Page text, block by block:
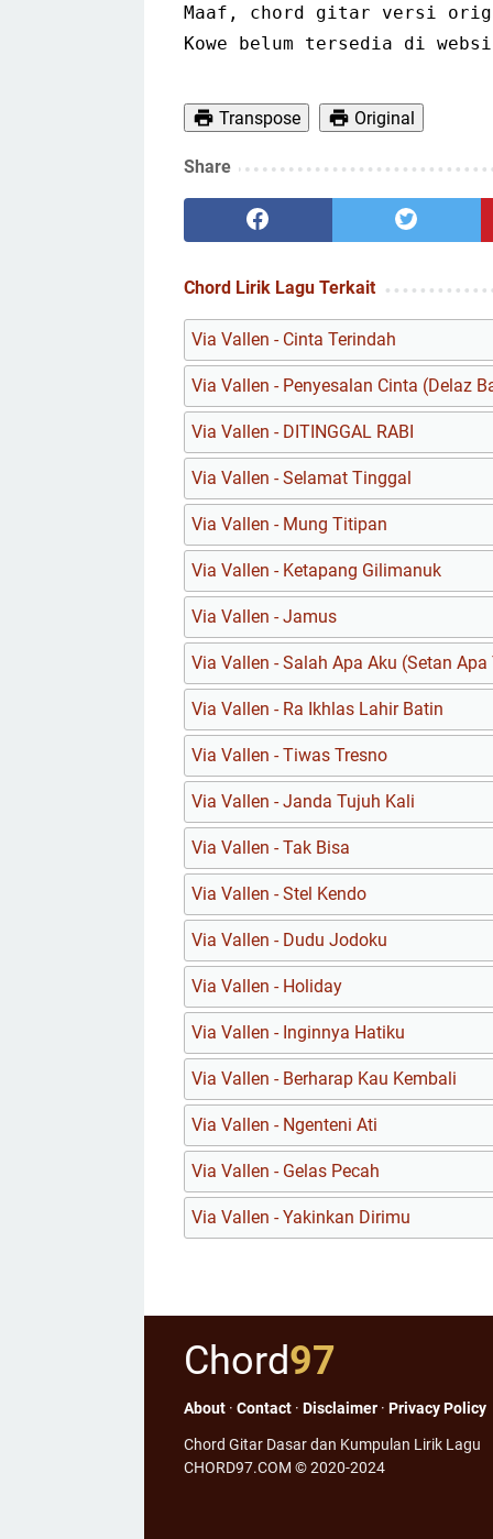
Maaf, chord gitar versi
Kowe belum tersedia di
Transpose Original
Share
Chord Lirik Lagu Terkait
Via Vallen - Cinta Terindah
Via Vallen - Penyesalan Cinta (Delaz
Via Vallen - DITINGGAL RABI
Via Vallen - Selamat Tinggal
Via Vallen - Mung Titipan
Via Vallen - Ketapang Gilimanuk
Via Vallen - Jamus
Via Vallen - Salah Apa Aku (Setan
Via Vallen - Ra Ikhlas Lahir Batin
Via Vallen - Tiwas Tresno
Via Vallen - Janda Tujuh Kali
Via Vallen - Tak Bisa
Via Vallen - Stel Kendo
Via Vallen - Dudu Jodoku
Via Vallen - Holiday
Via Vallen - Inginnya Hatiku
Via Vallen - Berharap Kau Kembali
Via Vallen - Ngenteni Ati
Via Vallen - Gelas Pecah
Via Vallen - Yakinkan Dirimu
Chord97
About · Contact · Disclaimer · Privacy Policy
Chord Gitar Dasar dan Kumpulan Lirik Lagu
CHORD97.COM © 2020-2024